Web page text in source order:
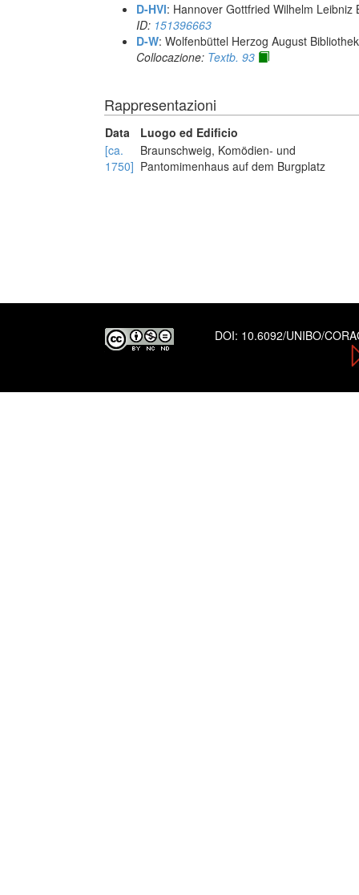
D-HVl: Hannover Gottfried Wilhelm Leibniz
ID: 151396663
D-W: Wolfenbüttel Herzog August
Collocazione: Textb. 93
Rappresentazioni
Data
Luogo ed Edificio
[ca.
1750]
Braunschweig, Komödien- und
Pantomimenhaus auf dem Burgplatz
DOI: 10.6092/UNIBO/